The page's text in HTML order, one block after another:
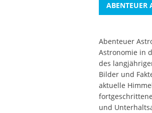
ABENTEUER
Abenteuer
Astronomie in
des
Bilder und
aktuelle
und